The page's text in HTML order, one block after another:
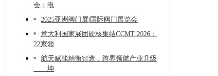
会：电
2025亚洲阀门展|国际阀门展览会
意大利国家展团硬核集结CCMT 2026：
22家领
航天赋能精衡智造，跨界领航产业升级
——坤